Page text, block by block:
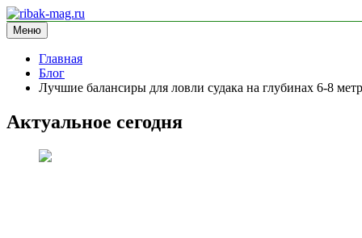
Перейти
к
содержимому
ribak-mag.ru
блог про рыбалку
Меню
Главная
Блог
Лучшие балансиры для ловли судака на глубинах 6-8
Актуальное сегодня